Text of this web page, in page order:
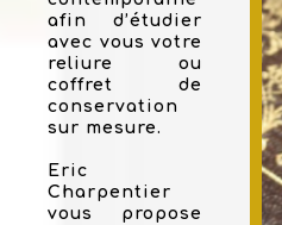
afin d’étudier
avec vous votre
reliure ou
coffret de
conservation
sur mesure.
Eric
Charpentier
vous propose